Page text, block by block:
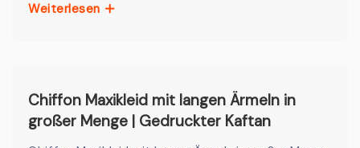
Weiterlesen
Chiffon Maxikleid mit langen Ärmeln in
großer Menge | Gedruckter Kaftan